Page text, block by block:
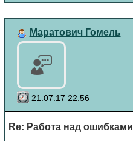
Маратович Гомель
21.07.17 22:56
Re: Работа над ошибками